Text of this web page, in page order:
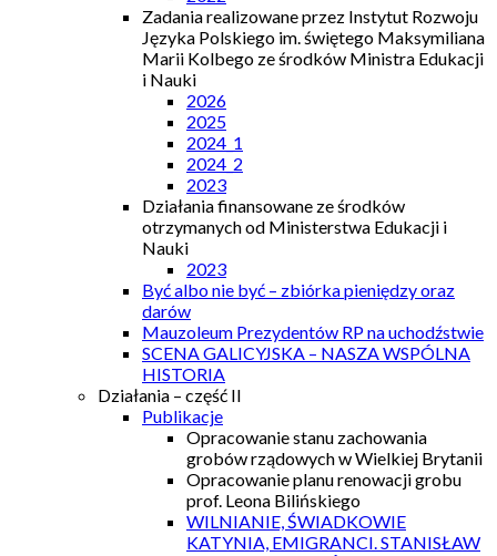
Zadania realizowane przez Instytut Rozwoju
Języka Polskiego im. świętego Maksymiliana
Marii Kolbego ze środków Ministra Edukacji
i Nauki
2026
2025
2024_1
2024_2
2023
Działania finansowane ze środków
otrzymanych od Ministerstwa Edukacji i
Nauki
2023
Być albo nie być – zbiórka pieniędzy oraz
darów
Mauzoleum Prezydentów RP na uchodźstwie
SCENA GALICYJSKA – NASZA WSPÓLNA
HISTORIA
Działania – część II
Publikacje
Opracowanie stanu zachowania
grobów rządowych w Wielkiej Brytanii
Opracowanie planu renowacji grobu
prof. Leona Bilińskiego
WILNIANIE, ŚWIADKOWIE
KATYNIA, EMIGRANCI. STANISŁAW